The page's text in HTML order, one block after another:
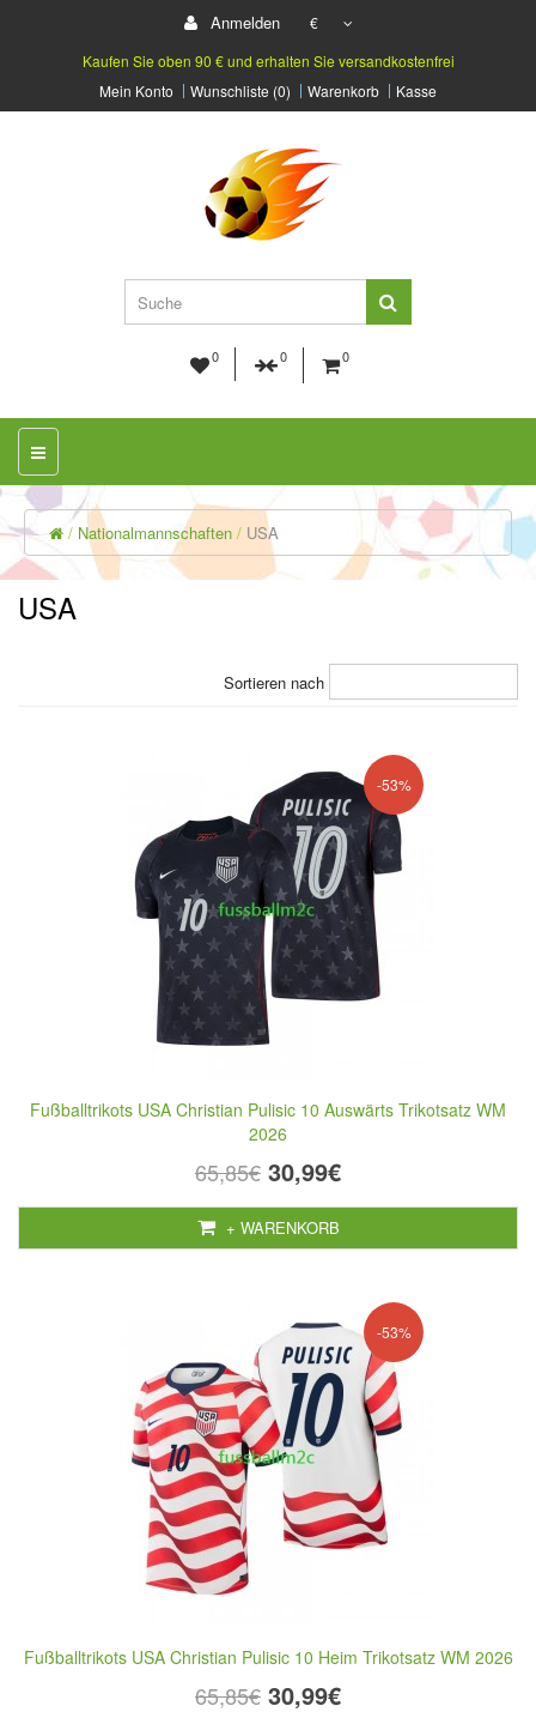
Anmelden
€
Kaufen Sie oben 90 € und erhalten Sie versandkostenfrei
Mein Konto
Wunschliste (0) Warenkorb Kasse
0 0 0
Nationalmannschaften USA
USA
Sortieren nach
-53%
Fußballtrikots USA Christian Pulisic 10 Auswärts Trikotsatz WM
2026
65,85€ 30,99€
+ WARENKORB
-53%
Fußballtrikots USA Christian Pulisic 10 Heim Trikotsatz WM 2026
65,85€ 30,99€